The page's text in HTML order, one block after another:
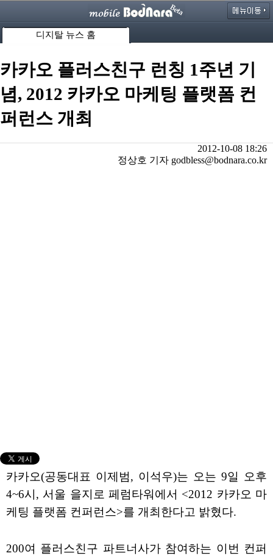
디지탈 뉴스 홈
카카오 플러스친구 런칭 1주년 기
념, 2012 카카오 마케팅 플랫폼 컨
퍼런스 개최
2012-10-08 18:26
정상호 기자 godbless@bodnara.co.kr
카카오(공동대표 이제범, 이석우)는 오는 9일 오후
4~6시, 서울 을지로 페럼타워에서 <2012 카카오 마
케팅 플랫폼 컨퍼런스>를 개최한다고 밝혔다.
200여 플러스친구 파트너사가 참여하는 이번 컨퍼